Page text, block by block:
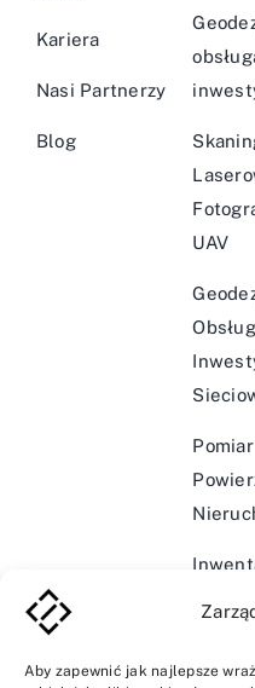
Aby zapewnić jak najlepsze
Kariera
Nasi Partnerzy
Blog
UAV
Pomiar